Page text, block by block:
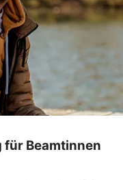
Beamtinnen